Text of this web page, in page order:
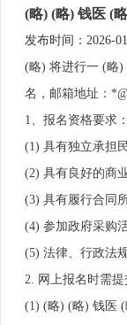
(略) (略) 钱医 (
发布时间：2026-
(略) 将进行一 (略)
名，邮箱地址：
1、报名资格要求：
(1) 具有独立承担
(2) 具有良好的商
(3) 具有履行合同
(4) 参加政府采购
(5) 法律、行政法
2. 网上报名时需提
(1) (略) (略) 钱医